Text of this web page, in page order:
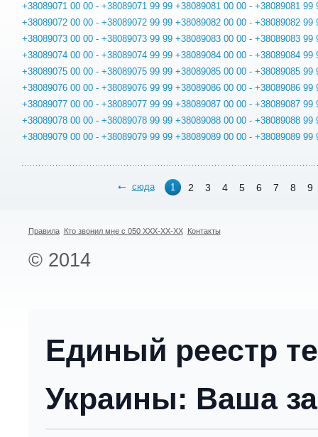
+38089071 00 00 - +38089071 99 99
+38089072 00 00 - +38089072 99 99
+38089073 00 00 - +38089073 99 99
+38089074 00 00 - +38089074 99 99
+38089075 00 00 - +38089075 99 99
+38089076 00 00 - +38089076 99 99
+38089077 00 00 - +38089077 99 99
+38089078 00 00 - +38089078 99 99
+38089079 00 00 - +38089079 99 99
+38089081 00 00 - +38089081 99
+38089082 00 00 - +38089082 99
+38089083 00 00 - +38089083 99
+38089084 00 00 - +38089084 99
+38089085 00 00 - +38089085 99
+38089086 00 00 - +38089086 99
+38089087 00 00 - +38089087 99
+38089088 00 00 - +38089088 99
+38089089 00 00 - +38089089 99
сюда 1 2 3 4 5 6 7 8 9
Правила Кто звонил мне с 050 XXX-XX-XX Контакты
© 2014
Единый реестр
Украины: Ваша